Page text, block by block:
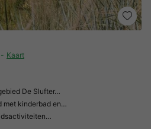
Kaart
De Slufter…
met kinderbad en…